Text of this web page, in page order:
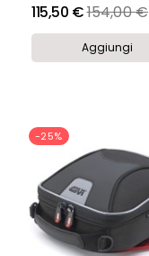
115,50 €Prezzo
154,00 €
Aggiungi
-25%